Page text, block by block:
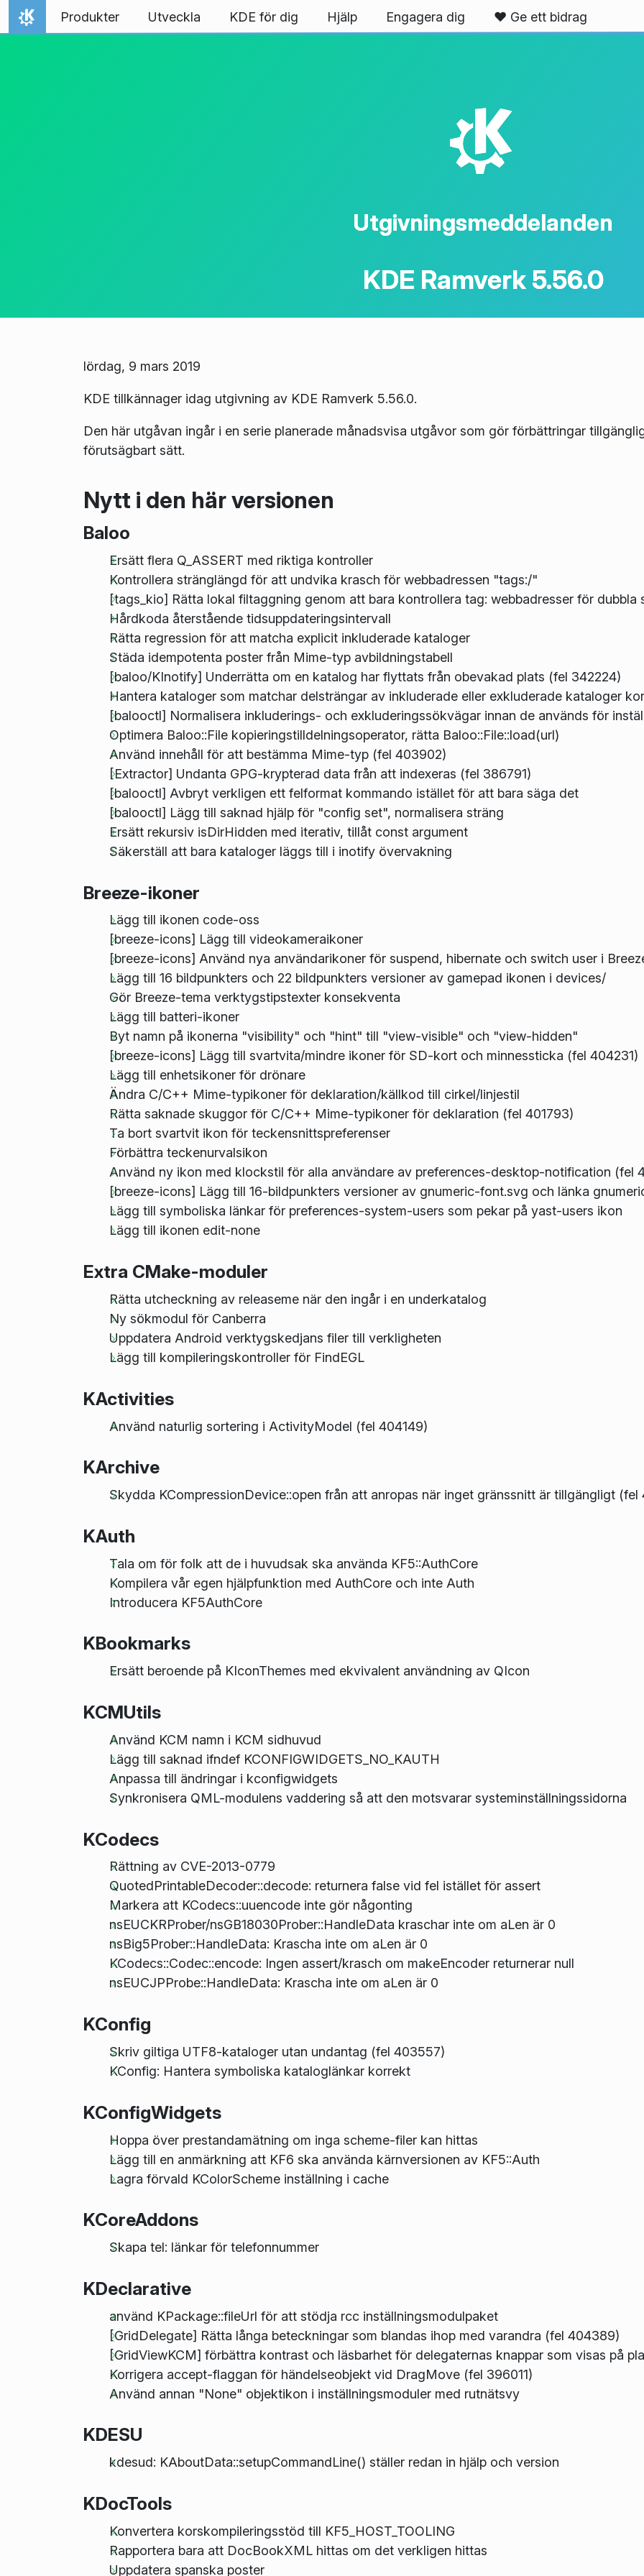
Gå till innehåll
Hem
Produkter Utveckla KDE för dig Hjälp Engagera dig ❤️ Ge ett bidrag
K
Utgivningsmeddelanden
KDE Ramverk 5.56.0
lördag, 9 mars 2019
KDE tillkännager idag utgivning av KDE Ramverk 5.56.0.
Den här utgåvan ingår i en serie planerade månadsvisa utgåvor som gör förbättringar
förutsägbart sätt.
Nytt i den här versionen
Baloo
Ersätt flera Q_ASSERT med riktiga kontroller
Kontrollera stränglängd för att undvika krasch för webbadressen "tags:/"
[tags_kio] Rätta lokal filtaggning genom att bara kontrollera tag: webbadresser för dubbla
Hårdkoda återstående tidsuppdateringsintervall
Rätta regression för att matcha explicit inkluderade kataloger
Städa idempotenta poster från Mime-typ avbildningstabell
[baloo/KInotify] Underrätta om en katalog har flyttats från obevakad plats (fel 342224)
Hantera kataloger som matchar delsträngar av inkluderade eller exkluderade kataloger
[balooctl] Normalisera inkluderings- och exkluderingssökvägar innan de används för
Optimera Baloo::File kopieringstilldelningsoperator, rätta Baloo::File::load(url)
Använd innehåll för att bestämma Mime-typ (fel 403902)
[Extractor] Undanta GPG-krypterad data från att indexeras (fel 386791)
[balooctl] Avbryt verkligen ett felformat kommando istället för att bara säga det
[balooctl] Lägg till saknad hjälp för "config set", normalisera sträng
Ersätt rekursiv isDirHidden med iterativ, tillåt const argument
Säkerställ att bara kataloger läggs till i inotify övervakning
Breeze-ikoner
Lägg till ikonen code-oss
[breeze-icons] Lägg till videokameraikoner
[breeze-icons] Använd nya användarikoner för suspend, hibernate och switch user i
Lägg till 16 bildpunkters och 22 bildpunkters versioner av gamepad ikonen i devices/
Gör Breeze-tema verktygstipstexter konsekventa
Lägg till batteri-ikoner
Byt namn på ikonerna "visibility" och "hint" till "view-visible" och "view-hidden"
[breeze-icons] Lägg till svartvita/mindre ikoner för SD-kort och minnessticka (fel 404231)
Lägg till enhetsikoner för drönare
Ändra C/C++ Mime-typikoner för deklaration/källkod till cirkel/linjestil
Rätta saknade skuggor för C/C++ Mime-typikoner för deklaration (fel 401793)
Ta bort svartvit ikon för teckensnittspreferenser
Förbättra teckenurvalsikon
Använd ny ikon med klockstil för alla användare av preferences-desktop-notification (fel
[breeze-icons] Lägg till 16-bildpunkters versioner av gnumeric-font.svg och länka
Lägg till symboliska länkar för preferences-system-users som pekar på yast-users ikon
Lägg till ikonen edit-none
Extra CMake-moduler
Rätta utcheckning av releaseme när den ingår i en underkatalog
Ny sökmodul för Canberra
Uppdatera Android verktygskedjans filer till verkligheten
Lägg till kompileringskontroller för FindEGL
KActivities
Använd naturlig sortering i ActivityModel (fel 404149)
KArchive
Skydda KCompressionDevice::open från att anropas när inget gränssnitt är tillgängligt (fel
KAuth
Tala om för folk att de i huvudsak ska använda KF5::AuthCore
Kompilera vår egen hjälpfunktion med AuthCore och inte Auth
Introducera KF5AuthCore
KBookmarks
Ersätt beroende på KIconThemes med ekvivalent användning av QIcon
KCMUtils
Använd KCM namn i KCM sidhuvud
Lägg till saknad ifndef KCONFIGWIDGETS_NO_KAUTH
Anpassa till ändringar i kconfigwidgets
Synkronisera QML-modulens vaddering så att den motsvarar systeminställningssidorna
KCodecs
Rättning av CVE-2013-0779
QuotedPrintableDecoder::decode: returnera false vid fel istället för assert
Markera att KCodecs::uuencode inte gör någonting
nsEUCKRProber/nsGB18030Prober::HandleData kraschar inte om aLen är 0
nsBig5Prober::HandleData: Krascha inte om aLen är 0
KCodecs::Codec::encode: Ingen assert/krasch om makeEncoder returnerar null
nsEUCJPProbe::HandleData: Krascha inte om aLen är 0
KConfig
Skriv giltiga UTF8-kataloger utan undantag (fel 403557)
KConfig: Hantera symboliska kataloglänkar korrekt
KConfigWidgets
Hoppa över prestandamätning om inga scheme-filer kan hittas
Lägg till en anmärkning att KF6 ska använda kärnversionen av KF5::Auth
Lagra förvald KColorScheme inställning i cache
KCoreAddons
Skapa tel: länkar för telefonnummer
KDeclarative
använd KPackage::fileUrl för att stödja rcc inställningsmodulpaket
[GridDelegate] Rätta långa beteckningar som blandas ihop med varandra (fel 404389)
[GridViewKCM] förbättra kontrast och läsbarhet för delegaternas knappar som visas på
Korrigera accept-flaggan för händelseobjekt vid DragMove (fel 396011)
Använd annan "None" objektikon i inställningsmoduler med rutnätsvy
KDESU
kdesud: KAboutData::setupCommandLine() ställer redan in hjälp och version
KDocTools
Konvertera korskompileringsstöd till KF5_HOST_TOOLING
Rapportera bara att DocBookXML hittas om det verkligen hittas
Uppdatera spanska poster